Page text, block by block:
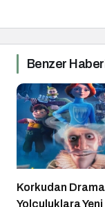
Benzer
Korkudan
Yolculuklara